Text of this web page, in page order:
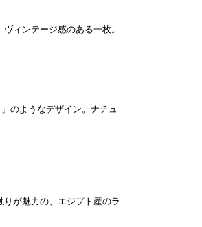
ィンテージ感のある一枚。
のようなデザイン。ナチュ
が魅力の、エジプト産のラ